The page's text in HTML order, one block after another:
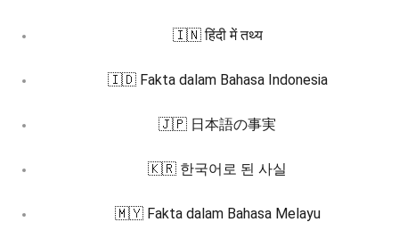
🇮🇳 हिंदी में तथ्य
🇮🇩 Fakta dalam Bahasa Indonesia
🇯🇵 日本語の事実
🇰🇷 한국어로 된 사실
🇲🇾 Fakta dalam Bahasa Melayu